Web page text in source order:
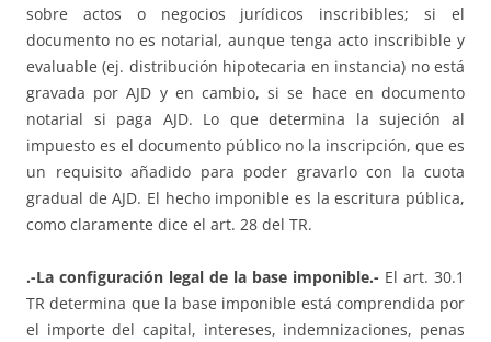
sobre actos o negocios jurídicos inscribibles; si el
documento no es notarial, aunque tenga acto inscribible y
evaluable (ej. distribución hipotecaria en instancia) no está
gravada por AJD y en cambio, si se hace en documento
notarial si paga AJD. Lo que determina la sujeción al
impuesto es el documento público no la inscripción, que es
un requisito añadido para poder gravarlo con la cuota
gradual de AJD. El hecho imponible es la escritura pública,
como claramente dice el art. 28 del TR.
.-La configuración legal de la base imponible.- El art. 30.1
TR determina que la base imponible está comprendida por
el importe del capital, intereses, indemnizaciones, penas